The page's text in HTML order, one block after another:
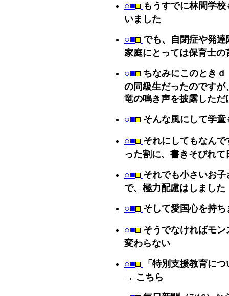
○■ もうすでに林間学
いました
○■ でも、自閉症や発
家庭にとっては保育士の
○■ ちなみにこのとき
の同級生だったのですが
竜の鳴き声を披露しただ
○■ そんな風にして学
○■ それにしてもなん
った割に、書きそびれて
○■ それでも小さいお
で、極力配慮はしました
○■ そして愛国心を持ち
○■ そうでなければモ
変わらない
○■ 「特別支援教育に
→ こちら